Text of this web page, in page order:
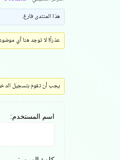
هذا المنتدى فارغ.
عذراً! لا توجد هنا أي
يجب أن تقوم بتسجيل
اسم المستخدم: